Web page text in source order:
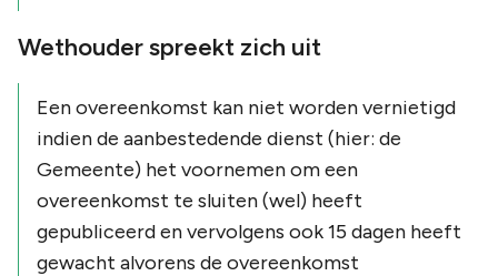
Wethouder spreekt zich uit
Een overeenkomst kan niet worden vernietigd
indien de aanbestedende dienst (hier: de
Gemeente) het voornemen om een
overeenkomst te sluiten (wel) heeft
gepubliceerd en vervolgens ook 15 dagen heeft
gewacht alvorens de overeenkomst